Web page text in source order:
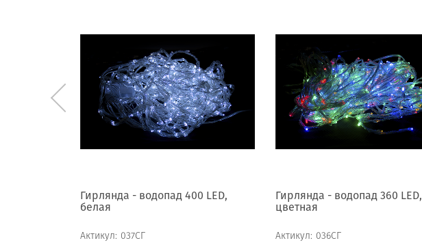
Гирлянда - водопад 400 LED,
белая
Актикул: 037СГ
Гирлянда - водопад 360 LED,
цветная
Актикул: 036СГ